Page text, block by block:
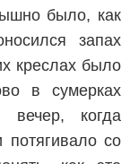
было, как
запах
креслах было
в сумерках
вечер, когда
со